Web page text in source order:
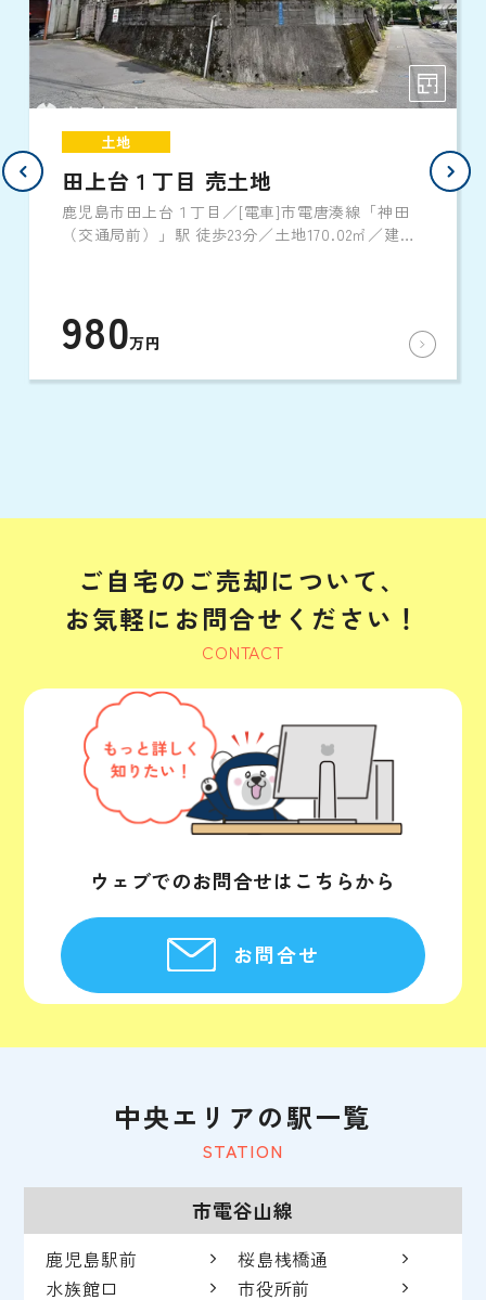
土地
田上台１丁目 売土地
鹿児島市田上台１丁目／[電車]市電唐湊線「神田
（交通局前）」駅 徒歩23分／土地170.02㎡／建築
980万円
ご自宅のご売却について、
お気軽にお問合せください！
CONTACT
ウェブでのお問合せはこちらから
お問合せ
STATION
中央エリアの駅一覧
市電谷山線
鹿児島駅前
桜島桟橋通
水族館口
市役所前